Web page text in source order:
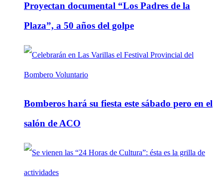
Proyectan documental “Los Padres de la
Plaza”, a 50 años del golpe
Bomberos hará su fiesta este sábado pero en el
salón de ACO